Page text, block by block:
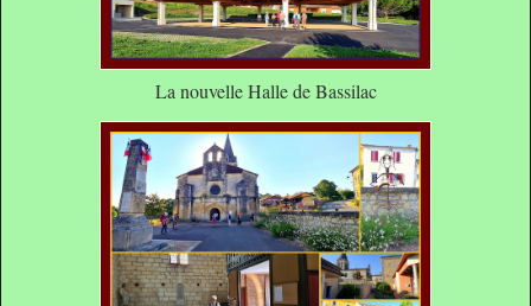
La nouvelle Halle de Bassilac